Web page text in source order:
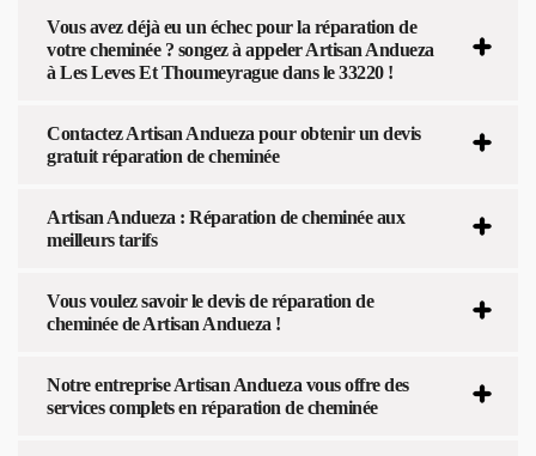
Vous avez déjà eu un échec pour la réparation de
votre cheminée ? songez à appeler Artisan Andueza
à Les Leves Et Thoumeyrague dans le 33220 !
Contactez Artisan Andueza pour obtenir un devis
gratuit réparation de cheminée
Artisan Andueza : Réparation de cheminée aux
meilleurs tarifs
Vous voulez savoir le devis de réparation de
cheminée de Artisan Andueza !
Notre entreprise Artisan Andueza vous offre des
services complets en réparation de cheminée